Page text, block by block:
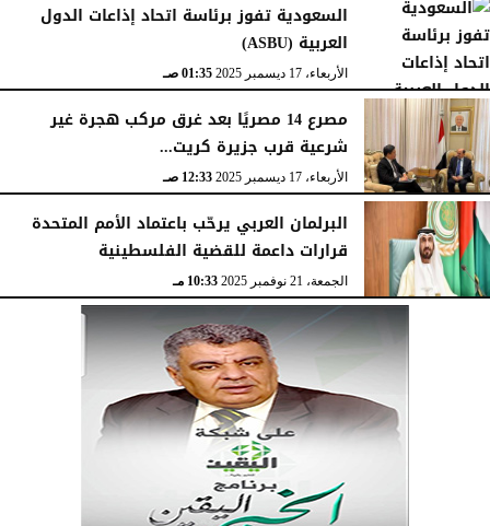
السعودية تفوز برئاسة اتحاد إذاعات الدول
العربية (ASBU)
الأربعاء، 17 ديسمبر 2025 01:35 صـ
مصرع 14 مصريًا بعد غرق مركب هجرة غير
شرعية قرب جزيرة كريت...
الأربعاء، 17 ديسمبر 2025 12:33 صـ
البرلمان العربي يرحّب باعتماد الأمم المتحدة
قرارات داعمة للقضية الفلسطينية
الجمعة، 21 نوفمبر 2025 10:33 مـ